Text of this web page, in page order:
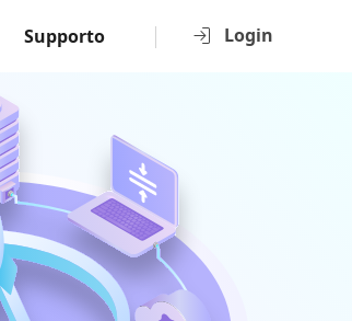
Login
Supporto